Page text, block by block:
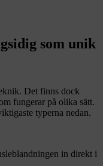
som unik
Det finns dock
fungerar på olika sätt.
typerna nedan.
in direkt i